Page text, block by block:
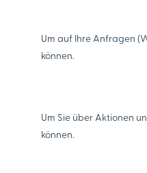
Um auf Ihre Anfragen
können.
Um Sie über Aktionen
können.